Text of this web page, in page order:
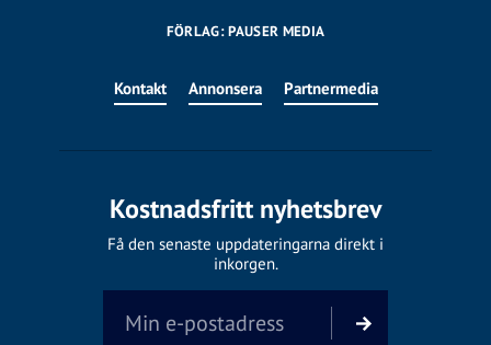
FÖRLAG: PAUSER MEDIA
Kontakt Annonsera Partnermedia
Kostnadsfritt nyhetsbrev
Få den senaste uppdateringarna direkt i
inkorgen.